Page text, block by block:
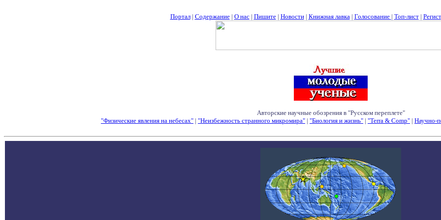
Портал| Содержание| О нас| Пишите| Новости| Книжная лавка| Голосование | Топ-лист|
Авторские научные обозрения в "Русском переплете"
"Физические явления на небесах" | "Неизбежность странного микромира" | "Биология и жизнь" | "Terra & Comp" | Научно-